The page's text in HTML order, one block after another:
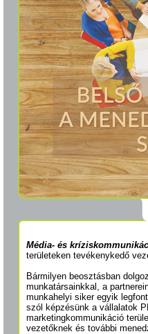
Média- és
területeken tevékenykedő
Bármilyen beosztásban
munkatársainkkal, a
munkahelyi siker egyik
szól képzésünk a vállalatok
marketingkommunikáció
vezetőknek és további